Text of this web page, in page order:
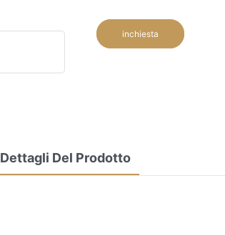
inchiesta
Dettagli Del Prodotto